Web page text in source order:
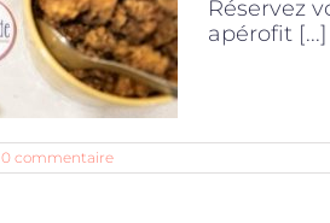
Réservez
apérofit [...]
0 commentaire